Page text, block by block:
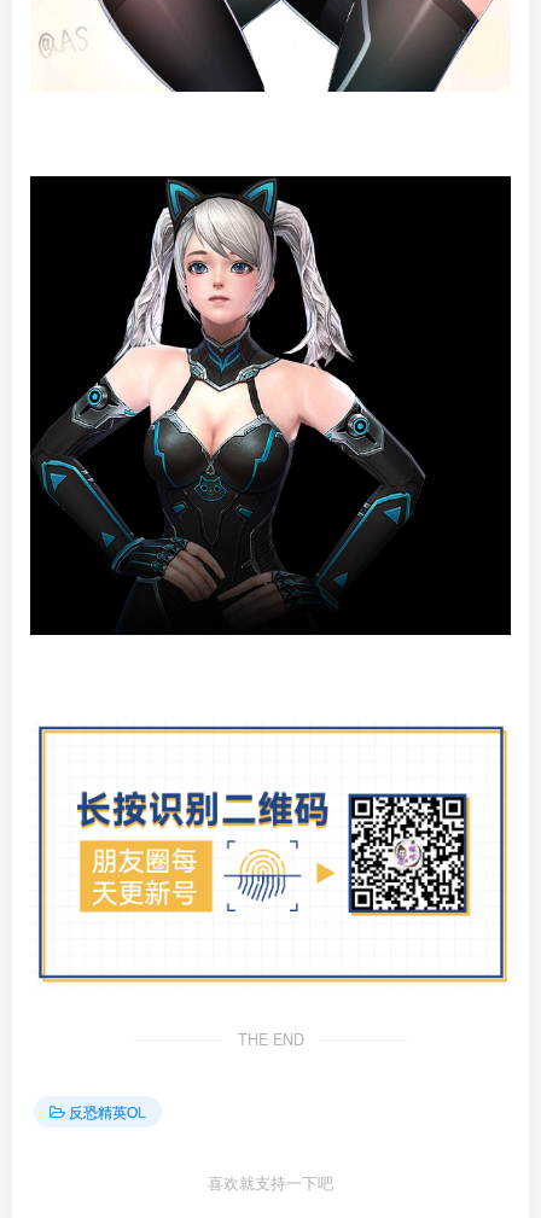
THE END
反恐精英OL
喜欢就支持一下吧